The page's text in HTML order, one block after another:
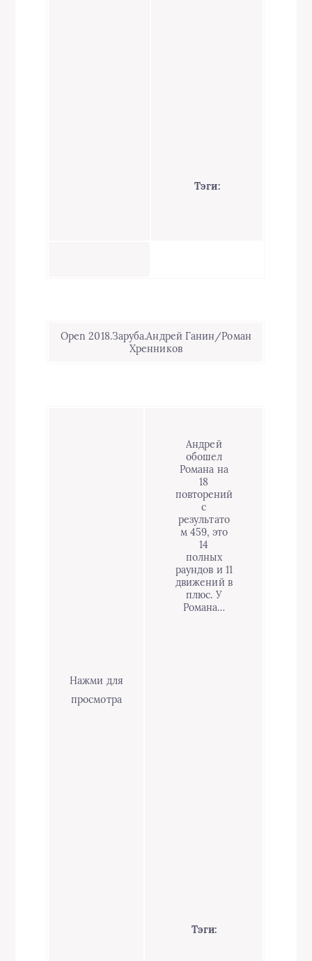
Тэги:
Open 2018.Заруба.Андрей Ганин/Роман
Хренников
Нажми для
просмотра
Андрей
обошел
Романа на
18
повторений
с
результато
м 459, это
14
полных
раундов и 11
движений в
плюс. У
Романа…
Тэги: